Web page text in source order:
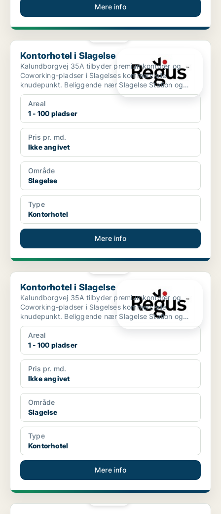
Mere info
Kontorhotel i Slagelse
Kontorhotel i Slagelse
Kalundborgvej 35A tilbyder premiumkontorer og
Coworking-pladser i Slagelses kommercielle
knudepunkt. Beliggende nær Slagelse Station og
Slagelse Bus Terminal...
Areal
1 - 100 pladser
Pris pr. md.
Ikke angivet
Område
Slagelse
Type
Kontorhotel
Mere info
Kontorhotel i Slagelse
Kontorhotel i Slagelse
Kalundborgvej 35A tilbyder premiumkontorer og
Coworking-pladser i Slagelses kommercielle
knudepunkt. Beliggende nær Slagelse Station og
Slagelse Bus Terminal...
Areal
1 - 100 pladser
Pris pr. md.
Ikke angivet
Område
Slagelse
Type
Kontorhotel
Mere info
Kontorfællesskab i Roskilde